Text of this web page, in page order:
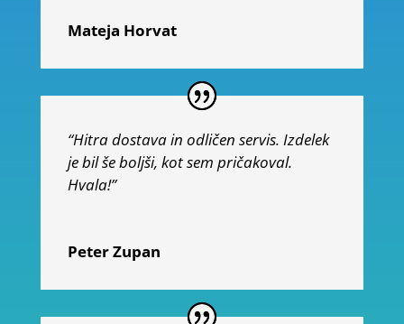
Mateja Horvat
“Hitra dostava in odličen servis. Izdelek
je bil še boljši, kot sem pričakoval.
Hvala!”
Peter Zupan